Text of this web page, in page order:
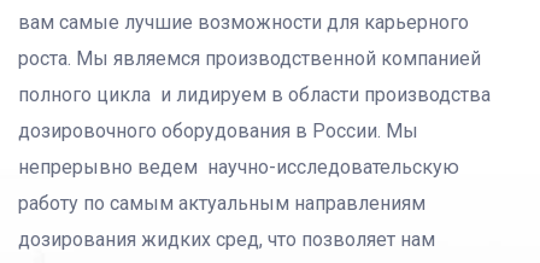
вам самые лучшие возможности для карьерного
роста. Мы являемся производственной компанией
полного цикла и лидируем в области производства
дозировочного оборудования в России. Мы
непрерывно ведем научно-исследовательскую
работу по самым актуальным направлениям
дозирования жидких сред, что позволяет нам